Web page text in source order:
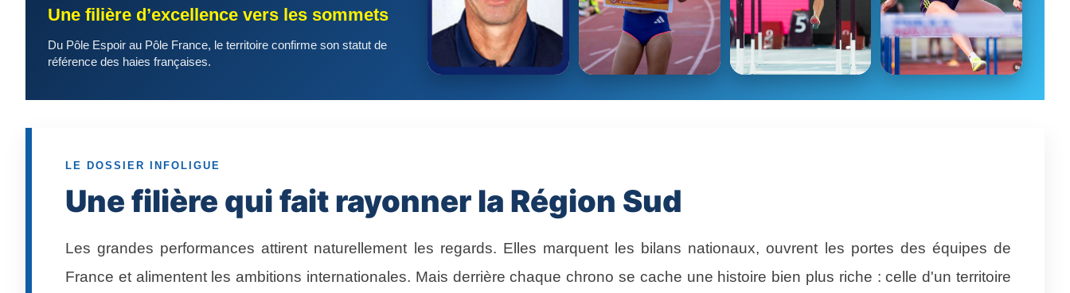
Une filière d’excellence vers les sommets
Du Pôle Espoir au Pôle France, le territoire confirme son statut de
référence des haies françaises.
LE DOSSIER INFOLIGUE
Une filière qui fait rayonner la Région Sud
Les grandes performances attirent naturellement les regards. Elles marquent les bilans nationaux, ouvrent les portes des équipes de
France et alimentent les ambitions internationales. Mais derrière chaque chrono se cache une histoire bien plus riche : celle d'un territoire